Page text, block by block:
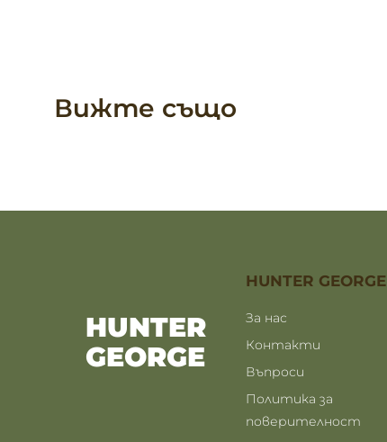
Вижте също
HUNTER
GEORGE
HUNTER GEORGE
За нас
Контакти
Въпроси
Политика за
поверителност